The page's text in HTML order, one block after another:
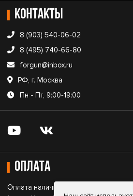
Контакты
8 (903) 540-06-02
8 (495) 740-66-80
forgun@inbox.ru
РФ, г. Москва
Пн - Пт, 9:00-19:00
Оплата
Оплата наличными;